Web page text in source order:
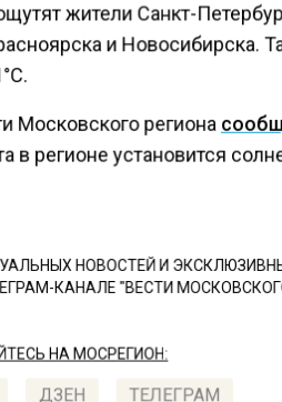
жители Санкт-
и Новосибирска.
Московского региона
в регионе установится
НОВОСТЕЙ И
КАНАЛЕ "ВЕСТИ
НА МОСРЕГИОН:
ДЗЕН ТЕЛЕГРАМ